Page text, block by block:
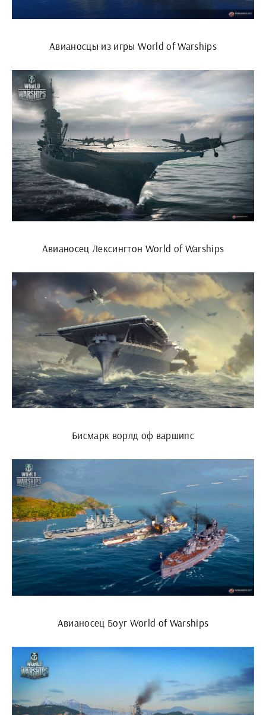
Авианосцы из игры World of Warships
Авианосец Лексингтон World of Warships
Бисмарк ворлд оф варшипс
Авианосец Боуг World of Warships